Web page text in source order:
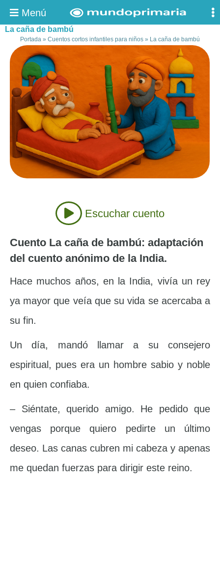
Menú
La caña de bambú
Portada » Cuentos cortos infantiles para niños » La caña de bambú
Escuchar cuento
Cuento La caña de bambú: adaptación
del cuento anónimo de la India.
Hace muchos años, en la India, vivía un rey
ya mayor que veía que su vida se acercaba a
su fin.
Un día, mandó llamar a su consejero
espiritual, pues era un hombre sabio y noble
en quien confiaba.
– Siéntate, querido amigo. He pedido que
vengas porque quiero pedirte un último
deseo. Las canas cubren mi cabeza y apenas
me quedan fuerzas para dirigir este reino.